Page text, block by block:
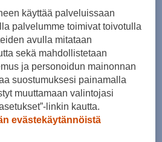
XL
ostoskoriin
käyttää palveluissaan
palvelumme toimivat toivotulla
avulla mitataan
sekä mahdollistetaan
ja personoidun mainonnan
suostumuksesi painamalla
muuttamaan valintojasi
linkin kautta.
evästekäytännöistä